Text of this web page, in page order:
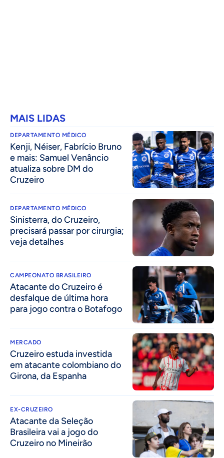
MAIS LIDAS
DEPARTAMENTO MÉDICO
Kenji, Néiser, Fabrício Bruno
e mais: Samuel Venâncio
atualiza sobre DM do
Cruzeiro
DEPARTAMENTO MÉDICO
Sinisterra, do Cruzeiro,
precisará passar por cirurgia;
veja detalhes
CAMPEONATO BRASILEIRO
Atacante do Cruzeiro é
desfalque de última hora
para jogo contra o Botafogo
MERCADO
Cruzeiro estuda investida
em atacante colombiano do
Girona, da Espanha
EX-CRUZEIRO
Atacante da Seleção
Brasileira vai a jogo do
Cruzeiro no Mineirão